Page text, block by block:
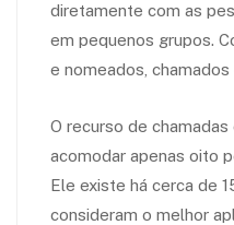
diretamente com as
em pequenos grupos.
e nomeados,
O recurso de
acomodar apenas oito
Ele existe há cerca de
consideram o melhor